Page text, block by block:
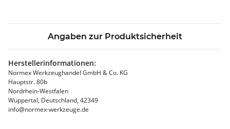
Angaben zur Produktsicherheit
Herstellerinformationen:
Normex Werkzeughandel GmbH & Co. KG
Hauptstr. 80b
Nordrhein-Westfalen
Wuppertal, Deutschland, 42349
info@normex-werkzeuge.de